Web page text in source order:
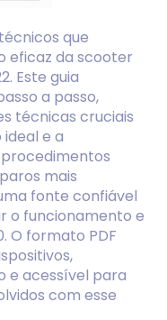
que
eficaz da scooter
Este guia
a passo,
técnicas cruciais
e a
mais
fonte confiável
o funcionamento e
O formato PDF
e acessível para
com esse